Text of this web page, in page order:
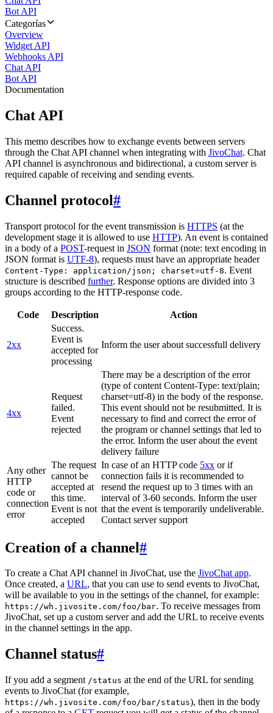
Bot API
Categorías
Overview
Widget API
Webhooks API
Chat API
Bot API
Documentation
Chat API
This memo describes how to exchange events between servers
through the Chat API channel when integrating with JivoChat. Chat
API channel is asynchronous and bidirectional, a custom server is
required capable of receiving and sending events.
Channel protocol#
Transport protocol for the event transmission is HTTPS (at the
development stage it is allowed to use HTTP). An event is contained
in a body of a POST-request in JSON format (note: text encoding in
JSON format is UTF-8), requests must have an appropriate header
Content-Type: application/json; charset=utf-8. Event
structure is described further. Response options are divided into 3
groups according to the HTTP-response code.
Code Description Action
2xx
Success.
Event is
accepted for
processing
Inform the user about successfull delivery
4xx
Request
failed.
Event
rejected
There may be a description of the error
(type of content Content-Type: text/plain;
charset=utf-8) in the body of the response.
This event should not be resubmitted. It is
necessary to find and correct the error of
the program or channel settings that led to
the error. Inform the user about the event
delivery failure
Any other
HTTP
code or
connection
error
The request
cannot be
accepted at
this time.
Event is not
accepted
In case of an HTTP code 5xx or if
connection fails it is recommended to
resend the request up to 3 times with an
interval of 3-60 seconds. Inform the user
that the event is temporarily undeliverable.
Contact server support
Creation of a channel#
To create a Chat API channel in JivoChat, use the JivoChat app.
Once created, a URL, that you can use to send events to JivoChat,
will be available to you in the settings of the channel, for example:
https://wh.jivosite.com/foo/bar. To receive messages from
JivoChat, set up a custom server and add the URL to receive events
in the channel settings in the app.
Channel status#
If you add a segment /status at the end of the URL for sending
events to JivoChat (for example,
https://wh.jivosite.com/foo/bar/status), then in the body